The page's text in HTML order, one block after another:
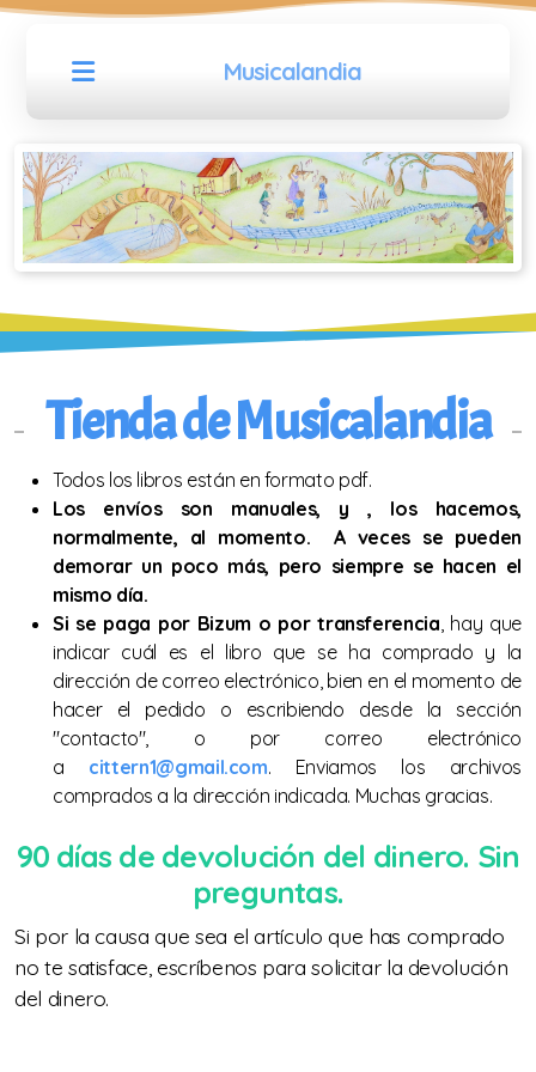
Musicalandia
Tienda de Musicalandia
Todos los libros están en formato pdf.
Los envíos son manuales, y , los hacemos,
normalmente, al momento. A veces se pueden
demorar un poco más, pero siempre se hacen el
mismo día.
Si se paga por Bizum o por transferencia, hay que
indicar cuál es el libro que se ha comprado y la
dirección de correo electrónico, bien en el momento de
hacer el pedido o escribiendo desde la sección
"contacto", o por correo electrónico
a cittern1@gmail.com. Enviamos los archivos
comprados a la dirección indicada. Muchas gracias.
90 días de devolución del dinero. Sin
preguntas.
Si por la causa que sea el artículo que has comprado
no te satisface, escríbenos para solicitar la devolución
del dinero.
11 piezas europeas para VIOLÍN
30 melodías de Europa para mandolina
Colección de música para mandolina
Libros de mandolina variados
Guía de acordes para MANDOLINA
50 melodías para MANDOLINA
10 cuartetos para bandurria/mandolina,
laúd/mandola y guitarra
LA GACETA DEL BOUZOUKI IRLANDÉS
Libros de GUITARRA
30 melodías de Europa para BANDURRIA
50 melodías para bandurria/laúd
Guía de acordes para GUITARRA